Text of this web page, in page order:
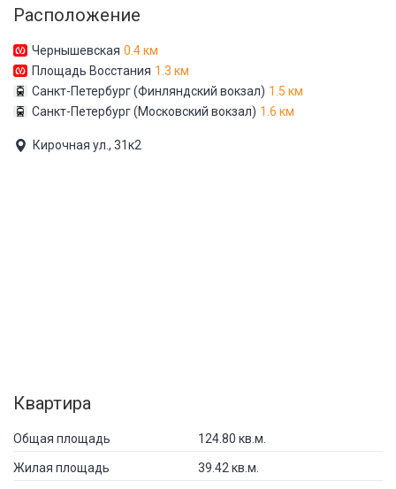
Расположение
Чернышевская 0.4 км
Площадь Восстания 1.3 км
Санкт-Петербург (Финляндский вокзал) 1.5 км
Санкт-Петербург (Московский вокзал) 1.6 км
Кирочная ул., 31к2
Квартира
Общая площадь 124.80 кв.м.
Жилая площадь 39.42 кв.м.